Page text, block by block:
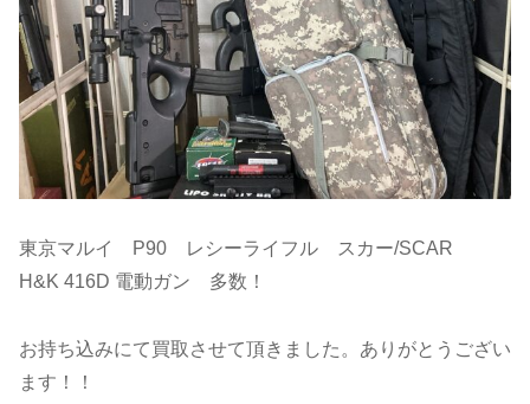
東京マルイ P90 レシーライフル スカー/SCAR
H&K 416D 電動ガン 多数！
お持ち込みにて買取させて頂きました。ありがとうござい
ます！！